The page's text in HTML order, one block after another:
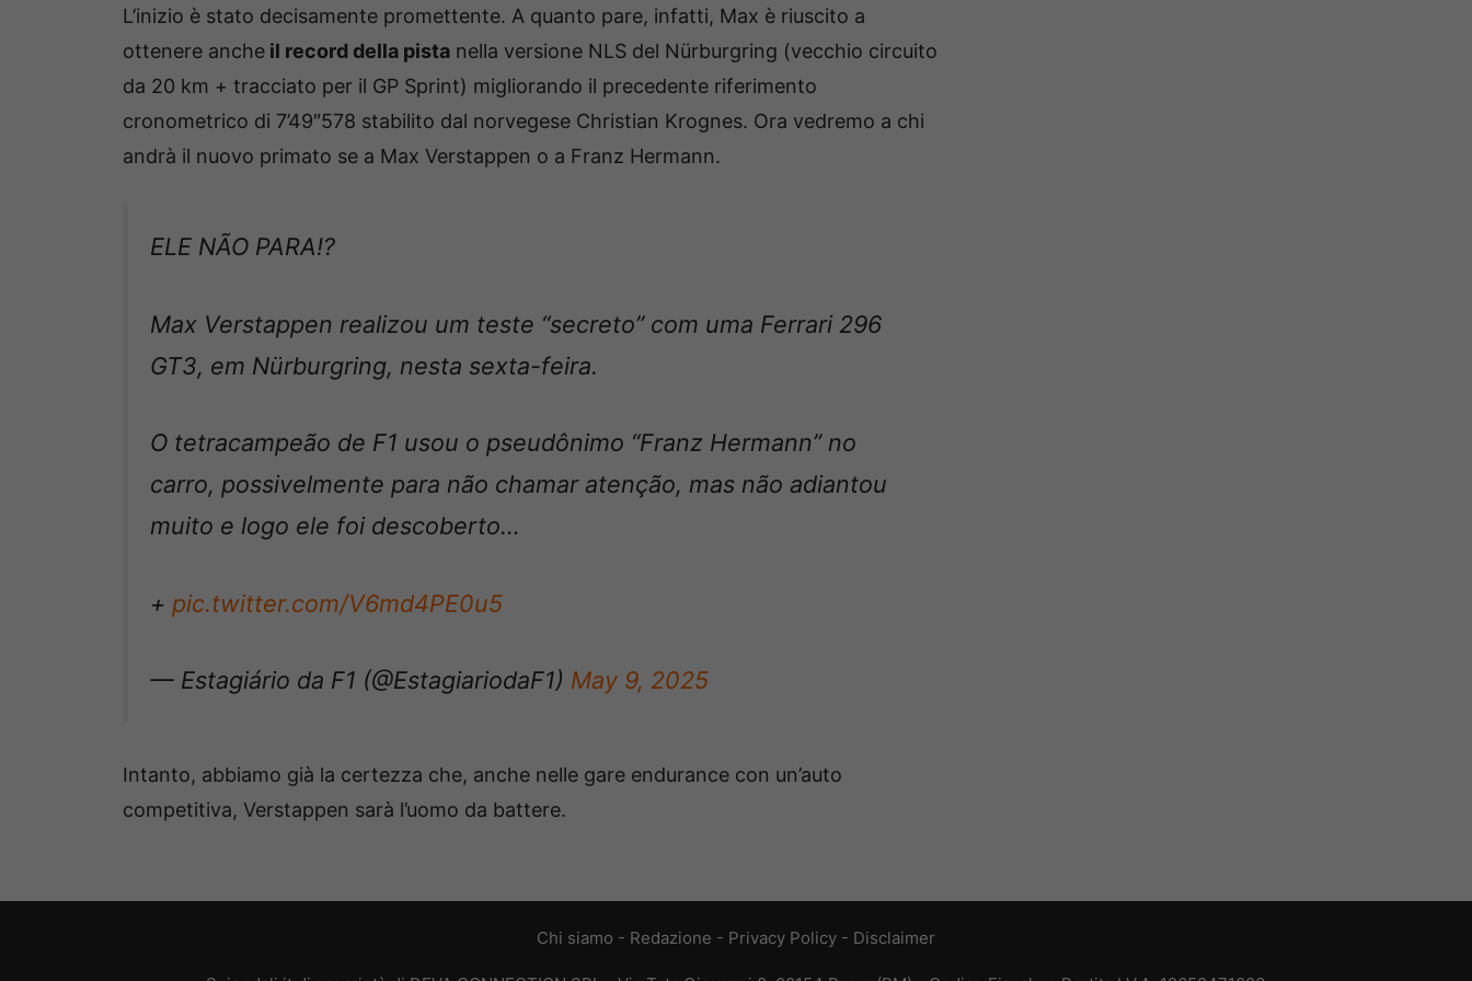
L’inizio è stato decisamente promettente. A quanto pare, infatti, Max è riuscito a
ottenere anche il record della pista nella versione NLS del Nürburgring (vecchio circuito
da 20 km + tracciato per il GP Sprint) migliorando il precedente riferimento
cronometrico di 7’49″578 stabilito dal norvegese Christian Krognes. Ora vedremo a chi
andrà il nuovo primato se a Max Verstappen o a Franz Hermann.
ELE NÃO PARA!?
Max Verstappen realizou um teste “secreto” com uma Ferrari 296
GT3, em Nürburgring, nesta sexta-feira.
O tetracampeão de F1 usou o pseudônimo “Franz Hermann” no
carro, possivelmente para não chamar atenção, mas não adiantou
muito e logo ele foi descoberto…
+ pic.twitter.com/V6md4PE0u5
— Estagiário da F1 (@EstagiariodaF1) May 9, 2025
Intanto, abbiamo già la certezza che, anche nelle gare endurance con un’auto
competitiva, Verstappen sarà l’uomo da battere.
Chi siamo - Redazione - Privacy Policy - Disclaimer